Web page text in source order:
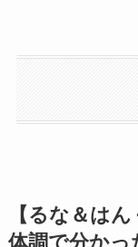
【るな＆は
体調で分かっ